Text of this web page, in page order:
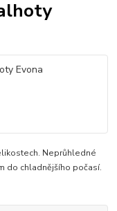
Neprůhledné
do chladnějšího počasí.